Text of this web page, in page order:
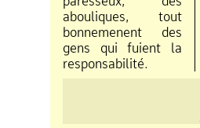
abouliques, tout
bonnemenent des
gens qui fuient la
responsabilité.